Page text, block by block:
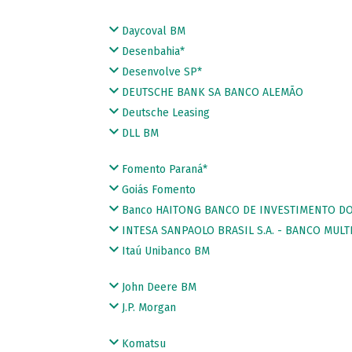
Daycoval BM
Desenbahia*
Desenvolve SP*
DEUTSCHE BANK SA BANCO ALEMÃO
Deutsche Leasing
DLL BM
Fomento Paraná*
Goiás Fomento
Banco HAITONG BANCO DE INVESTIMENTO
INTESA SANPAOLO BRASIL S.A. - BANCO
Itaú Unibanco BM
John Deere BM
J.P. Morgan
Komatsu